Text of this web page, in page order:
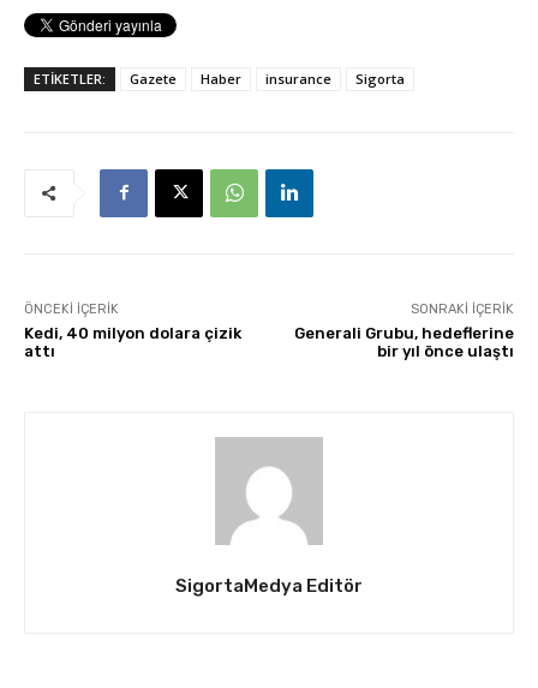
ETİKETLER: Gazete Haber insurance Sigorta
ÖNCEKI İÇERIK
Kedi, 40 milyon dolara çizik
attı
SONRAKI İÇERIK
Generali Grubu, hedeflerine
bir yıl önce ulaştı
SigortaMedya Editör